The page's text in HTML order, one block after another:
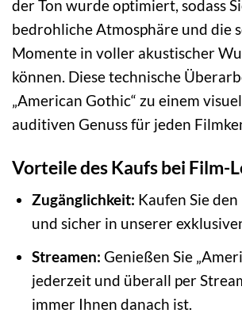
der Ton wurde optimiert, sodass
bedrohliche Atmosphäre und die
Momente in voller akustischer
können. Diese technische
„American Gothic“ zu einem
auditiven Genuss für jeden
Vorteile des Kaufs bei Film-
Zugänglichkeit: Kaufen Sie
und sicher in unserer
Streamen: Genießen Sie
jederzeit und überall per
immer Ihnen danach ist.